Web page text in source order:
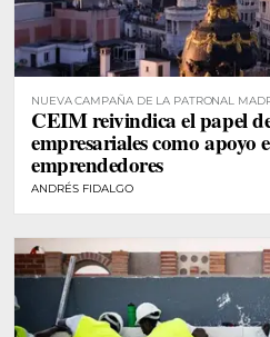
NUEVA CAMPAÑA DE LA PATRONAL
CEIM reivindica el papel
empresariales como apoyo
emprendedores
ANDRÉS FIDALGO